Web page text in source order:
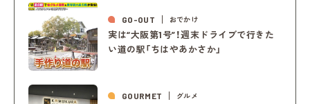
GO-OUT おでかけ
実は“大阪第1号”！週末ドライブで行きた
い道の駅「ちはやあかさか」
GOURMET グルメ